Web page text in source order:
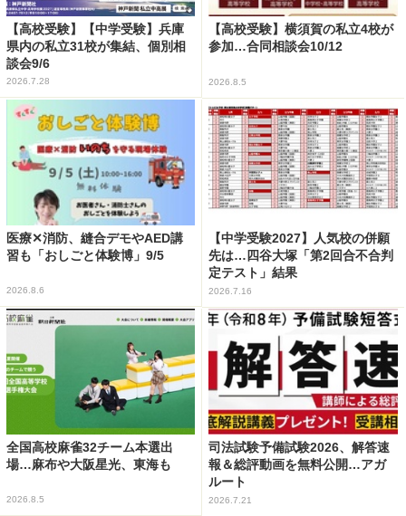
【高校受験】【中学受験】兵庫
県内の私立31校が集結、個別相
談会9/6
2026.7.28
【高校受験】横須賀の私立4校が
参加…合同相談会10/12
2026.8.5
医療✕消防、縫合デモやAED講
習も「おしごと体験博」9/5
2026.8.6
【中学受験2027】人気校の併願
先は…四谷大塚「第2回合不合判
定テスト」結果
2026.7.16
全国高校麻雀32チーム本選出
場…麻布や大阪星光、東海も
2026.8.5
司法試験予備試験2026、解答速
報＆総評動画を無料公開…アガ
ルート
2026.7.21